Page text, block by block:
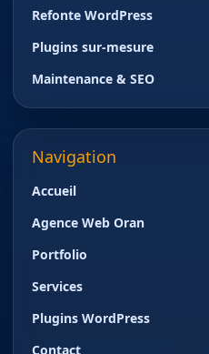
Refonte WordPress
Plugins sur-mesure
Maintenance & SEO
Navigation
Accueil
Agence Web Oran
Portfolio
Services
Plugins WordPress
Contact